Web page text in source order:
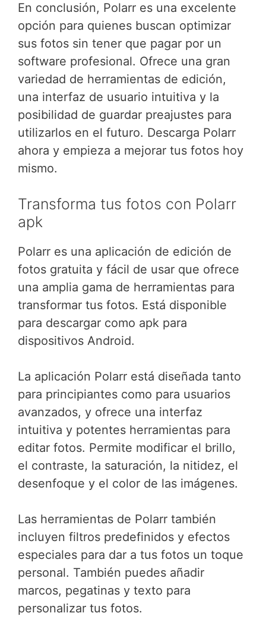
En conclusión, Polarr es una excelente
opción para quienes buscan optimizar
sus fotos sin tener que pagar por un
software profesional. Ofrece una gran
variedad de herramientas de edición,
una interfaz de usuario intuitiva y la
posibilidad de guardar preajustes para
utilizarlos en el futuro. Descarga Polarr
ahora y empieza a mejorar tus fotos hoy
mismo.
Transforma tus fotos con Polarr
apk
Polarr es una aplicación de edición de
fotos gratuita y fácil de usar que ofrece
una amplia gama de herramientas para
transformar tus fotos. Está disponible
para descargar como apk para
dispositivos Android.
La aplicación Polarr está diseñada tanto
para principiantes como para usuarios
avanzados, y ofrece una interfaz
intuitiva y potentes herramientas para
editar fotos. Permite modificar el brillo,
el contraste, la saturación, la nitidez, el
desenfoque y el color de las imágenes.
Las herramientas de Polarr también
incluyen filtros predefinidos y efectos
especiales para dar a tus fotos un toque
personal. También puedes añadir
marcos, pegatinas y texto para
personalizar tus fotos.